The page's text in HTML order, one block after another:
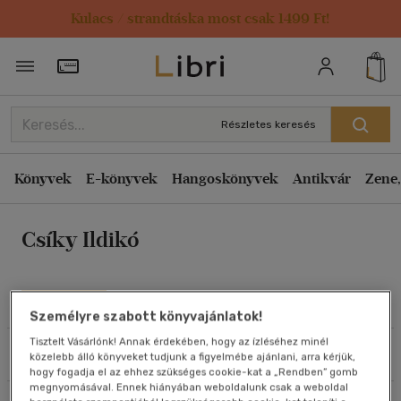
Kulacs / strandtáska most csak 1499 Ft!
Törzsvásárlói Kártya adatai
Részletes keresés
Könyvek E-könyvek Hangoskönyvek Antikvár
Csíky Ildikó
Művei
Szűrés Rendezés
Rendezés
Kiadás éve szerint csökkenő
Ár szerint csökkenő
Eladott darabszám szerint csökkenő
Cím szerint A-Z
Szerző szerint A-Z
Megjelenítés
Személyre szabott könyvajánlatok!
Tisztelt Vásárlónk! Annak érdekében, hogy az ízléséhez minél
közelebb álló könyveket tudjunk a figyelmébe ajánlani, arra kérjük,
hogy fogadja el az ehhez szükséges cookie-kat a „Rendben” gomb
megnyomásával. Ennek hiányában weboldalunk csak a weboldal